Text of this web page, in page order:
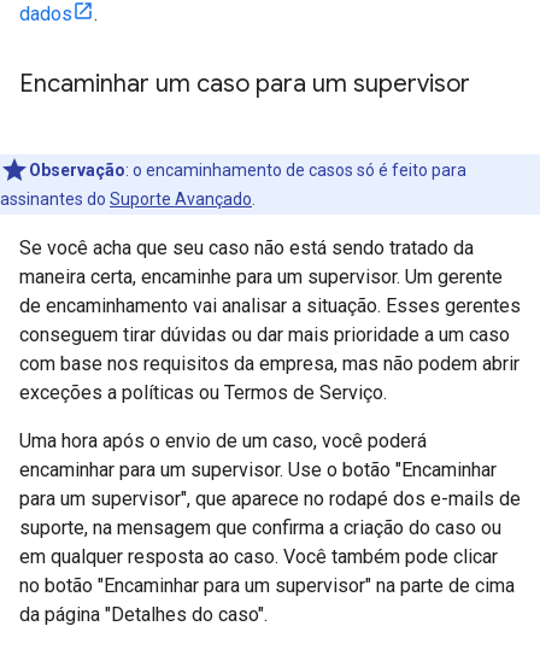
dados
.
Encaminhar um caso para um supervisor
Observação: o encaminhamento de casos só é feito para
assinantes do Suporte Avançado
Se você acha que seu caso não está sendo tratado da
maneira certa, encaminhe para um supervisor. Um gerente
de encaminhamento vai analisar a situação. Esses gerentes
conseguem tirar dúvidas ou dar mais prioridade a um caso
com base nos requisitos da empresa, mas não podem abrir
exceções a políticas ou Termos de Serviço.
Uma hora após o envio de um caso, você poderá
encaminhar para um supervisor. Use o botão "Encaminhar
para um supervisor", que aparece no rodapé dos e-mails de
suporte, na mensagem que confirma a criação do caso ou
em qualquer resposta ao caso. Você também pode clicar
no botão "Encaminhar para um supervisor" na parte de cima
da página "Detalhes do caso".